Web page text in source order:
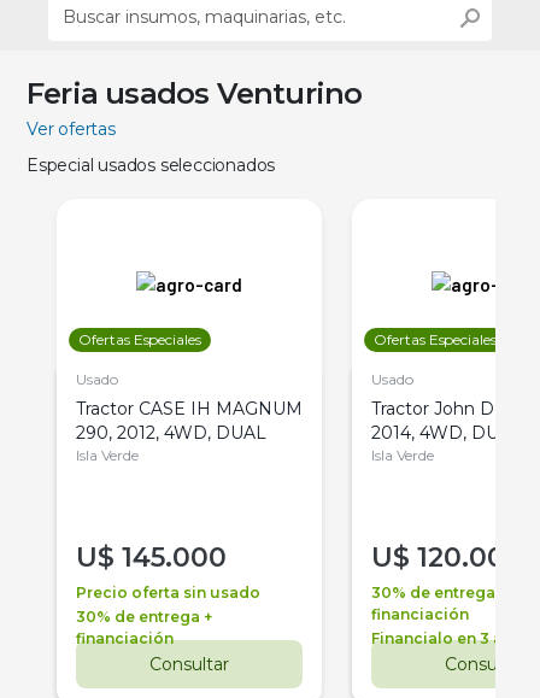
Feria usados Venturino
Ver ofertas
Especial usados seleccionados
Ofertas Especiales
Usado
Tractor CASE IH MAGNUM
290, 2012, 4WD, DUAL
Isla Verde
U$ 145.000
Precio oferta sin usado
30% de entrega +
financiación
Consultar
Ofertas Especiales
Usado
Tractor John Deere
2014, 4WD, DUAL
Isla Verde
U$ 120.000
30% de entrega +
financiación
Financialo en 3 años
Consultar